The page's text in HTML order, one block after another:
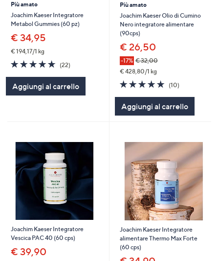
Più amato
Joachim Kaeser Integratore
Metabol Gummies (60 pz)
€ 34,95
€ 194,17/1 kg
4.7
of
Stars
(22)22
Aggiungi al carrello
Più amato
Joachim Kaeser Olio di Cumino
Nero integratore alimentare
(90cps)
€ 26,50
-17% € 32,00
€ 428,80/1 kg
4.9
of
Stars
(10)10
Aggiungi al carrello
Joachim Kaeser Integratore
Vescica PAC 40 (60 cps)
€ 39,90
Joachim Kaeser Integratore
alimentare Thermo Max Forte
(60 cps)